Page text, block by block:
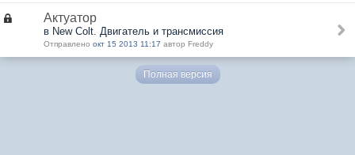
Актуатор
в New Colt. Двигатель и трансмиссия
Отправлено окт 15 2013 11:17 автор Freddy
Полная версия